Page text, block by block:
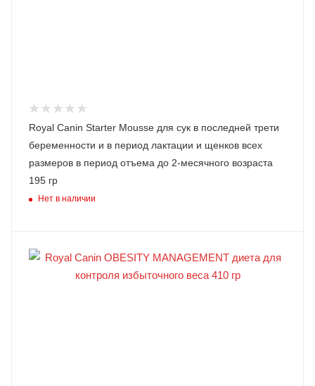
Royal Canin Starter Mousse для сук в последней трети
беременности и в период лактации и щенков всех
размеров в период отъема до 2-месячного возраста
195 гр
Нет в наличии